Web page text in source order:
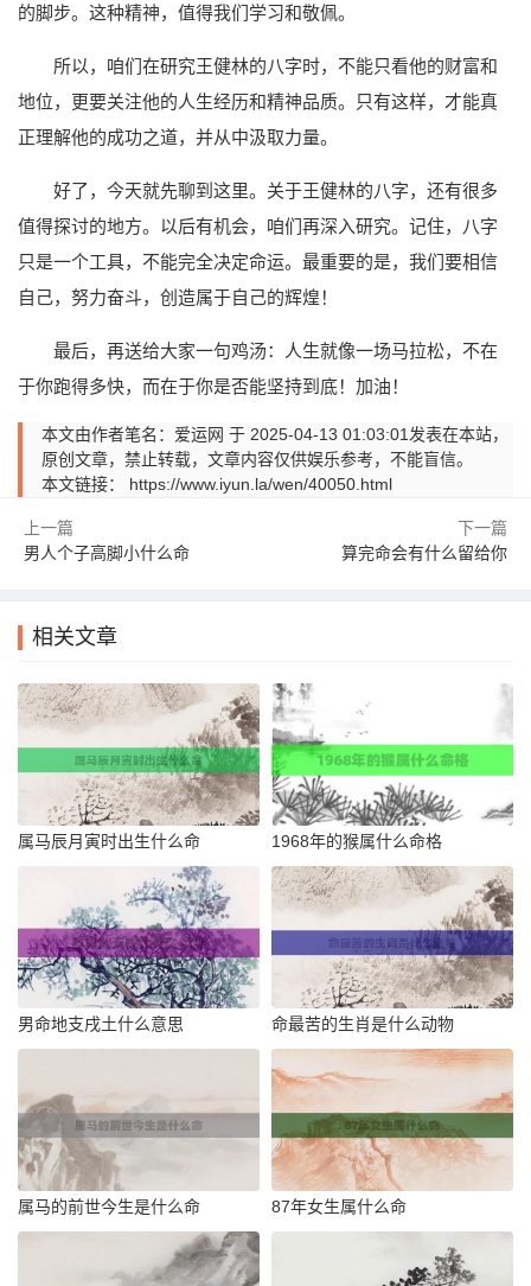
的脚步。这种精神，值得我们学习和敬佩。
所以，咱们在研究王健林的八字时，不能只看他的财富和
地位，更要关注他的人生经历和精神品质。只有这样，才能真
正理解他的成功之道，并从中汲取力量。
好了，今天就先聊到这里。关于王健林的八字，还有很多
值得探讨的地方。以后有机会，咱们再深入研究。记住，八字
只是一个工具，不能完全决定命运。最重要的是，我们要相信
自己，努力奋斗，创造属于自己的辉煌！
最后，再送给大家一句鸡汤：人生就像一场马拉松，不在
于你跑得多快，而在于你是否能坚持到底！加油！
本文由作者笔名：爱运网 于 2025-04-13 01:03:01发表在本站，
原创文章，禁止转载，文章内容仅供娱乐参考，不能盲信。
本文链接： https://www.iyun.la/wen/40050.html
上一篇
男人个子高脚小什么命
下一篇
算完命会有什么留给你
相关文章
属马辰月寅时出生什么命 1968年的猴属什么命格
男命地支戌土什么意思 命最苦的生肖是什么动物
属马的前世今生是什么命 87年女生属什么命